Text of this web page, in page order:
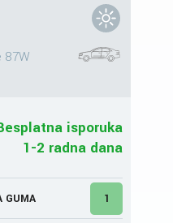
87W
isporuka
1-2 radna dana
GUMA 1